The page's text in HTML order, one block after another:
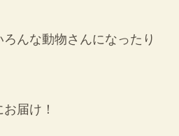
んな動物さんになったり
届け！